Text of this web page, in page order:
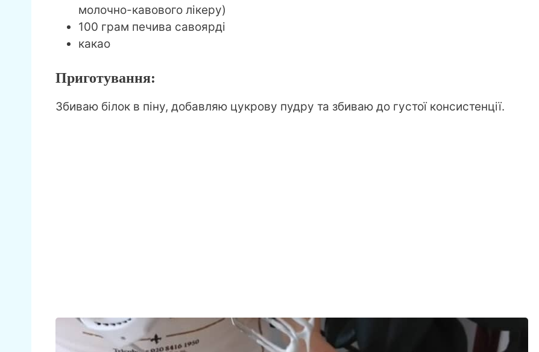
молочно-кавового лікеру)
100 грам печива савоярді
какао
Приготування:
Збиваю білок в піну, добавляю цукрову пудру та збиваю до густої консистенції.